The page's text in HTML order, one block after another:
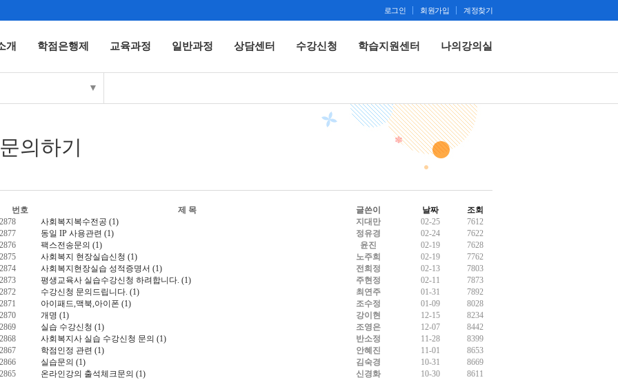
로그인 회원가입 계정찾기
개 학점은행제 교육과정 일반과정 상담센터 수강신청 학습지원센터 나의강의실
▼
문의하기
번호 제 목 글쓴이 날짜
조회
2878
사회복지복수전공 (1) 지대만 02-25
7612
2877
동일 IP 사용관련 (1) 정유경 02-24
7622
2876
팩스전송문의 (1) 윤진 02-19
7628
2875
사회복지 현장실습신청 (1) 노주희 02-19
7762
2874
사회복지현장실습 성적증명서 (1) 전희정 02-13
7803
2873
평생교육사 실습수강신청 하려합니다. (1) 주현정 02-11
7873
2872
수강신청 문의드립니다. (1) 최연주 01-31
7892
2871
아이패드,맥북,아이폰 (1) 조수정 01-09
8028
2870
개명 (1) 강이현 12-15
8234
2869
실습 수강신청 (1) 조영은 12-07
8442
2868
사회복지사 실습 수강신청 문의 (1) 반소정 11-28
8399
2867
학점인정 관련 (1) 안혜진 11-01
8653
2866
실습문의 (1) 김숙경 10-31
8669
2865
온라인강의 출석체크문의 (1) 신경화 10-30
8611